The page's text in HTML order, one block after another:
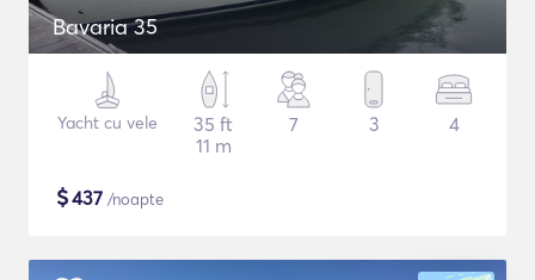
Bavaria 35
Yacht cu vele
35 ft
11 m
7 3 4
$437 /noapte